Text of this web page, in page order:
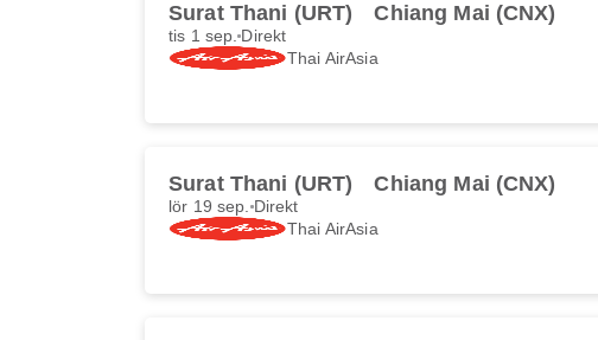
Surat Thani (URT) Chiang Mai (CNX)
tis 1 sep. Direkt
Thai AirAsia
Surat Thani (URT) Chiang Mai (CNX)
lör 19 sep. Direkt
Thai AirAsia